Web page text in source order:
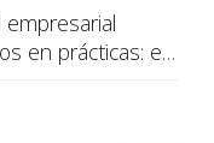
en prácticas: el